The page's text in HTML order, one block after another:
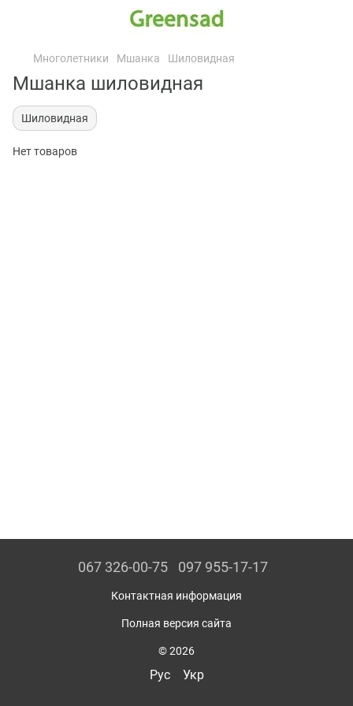
Многолетники Мшанка Шиловидная
Мшанка шиловидная
Шиловидная
Нет товаров
067 326-00-75 097 955-17-17
Контактная информация
Полная версия сайта
© 2026
Рус Укр